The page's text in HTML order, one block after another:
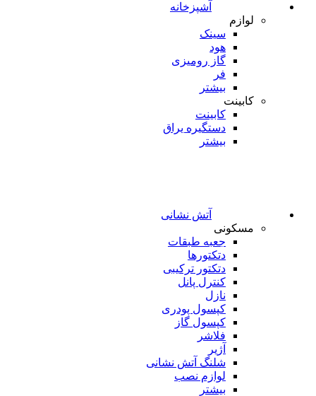
آشپزخانه
لوازم
سینک
هود
گاز رومیزی
فر
بیشتر
کابینت
کابینت
دستگیره یراق
بیشتر
آتش نشانی
مسکونی
جعبه طبقات
دتکتورها
دتکتور ترکیبی
کنترل پانل
نازل
کپسول پودری
کپسول گاز
فلاشر
آژیر
شلنگ آتش نشانی
لوازم نصب
بیشتر